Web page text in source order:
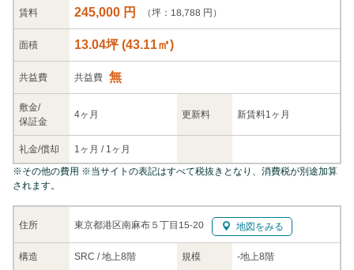
賃料 245,000 円 （坪：18,788 円）
面積 13.04坪(43.11㎡)
共益費 共益費 無
敷金/
保証金
4ヶ月 更新料 新賃料1ヶ月
礼金/償却 1ヶ月 / 1ヶ月
住所 東京都港区南麻布５丁目15-20 地図をみる
構造 SRC / 地上8階 規模 -地上8階
※その他の費用 ※当サイトの表記はすべて税抜きとなり、消費税が別途加算
されます。